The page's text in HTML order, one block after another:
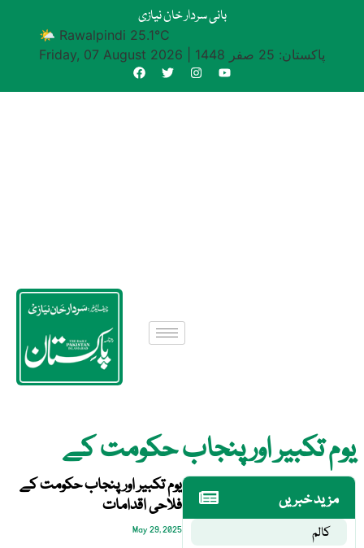
بانی سردار خان نیازی
🌤 Rawalpindi 25.1°C
Friday, 07 August 2026
پاکستان: 25 صفر 1448
یوم تکبیر اور پنجاب حکومت کے
مزید خبریں
کالم
یوم تکبیر اور پنجاب حکومت کے
فلاحی اقدامات
May 29, 2025